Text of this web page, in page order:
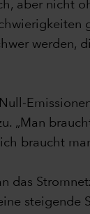
aber nicht
werden,
„Man
braucht